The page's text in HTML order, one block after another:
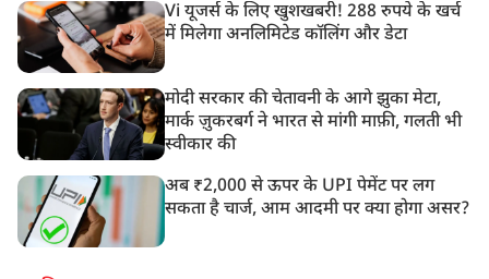
Vi यूजर्स के लिए खुशखबरी! 288 रुपये के खर्च
में मिलेगा अनलिमिटेड कॉलिंग और डेटा
मोदी सरकार की चेतावनी के आगे झुका मेटा,
मार्क ज़ुकरबर्ग ने भारत से मांगी माफ़ी, गलती भी
स्वीकार की
अब ₹2,000 से ऊपर के UPI पेमेंट पर लग
सकता है चार्ज, आम आदमी पर क्या होगा असर?